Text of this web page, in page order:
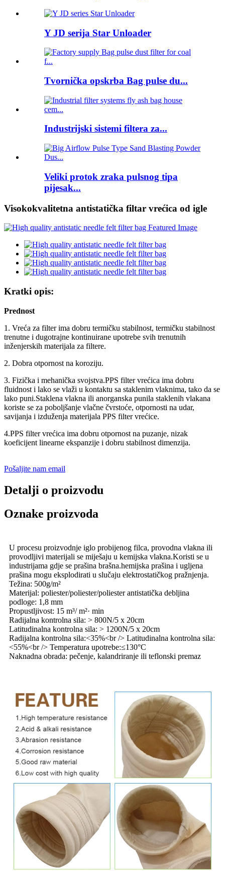
Y JD serija Star Unloader
Tvornička opskrba Bag pulse du...
Industrijski sistemi filtera za...
Veliki protok zraka pulsnog tipa
pijesak...
Visokokvalitetna antistatička filtar vrećica od igle
Kratki opis:
Prednost
1. Vreća za filter ima dobru termičku stabilnost, termičku stabilnost
trenutne i dugotrajne kontinuirane upotrebe svih trenutnih
inženjerskih materijala za filtere.
2. Dobra otpornost na koroziju.
3. Fizička i mehanička svojstva.PPS filter vrećica ima dobru
fluidnost i lako se vlaži u kontaktu sa staklenim vlaknima, tako da se
lako puni.Staklena vlakna ili anorganska punila staklenih vlakana
koriste se za poboljšanje vlačne čvrstoće, otpornosti na udar,
savijanja i izduženja materijala PPS filter vrećice.
4.PPS filter vrećica ima dobru otpornost na puzanje, nizak
koeficijent linearne ekspanzije i dobru stabilnost dimenzija.
Pošaljite nam email
Detalji o proizvodu
Oznake proizvoda
U procesu proizvodnje iglo probijenog filca, provodna vlakna ili
provodljivi materijali se miješaju u kemijska vlakna.Koristi se u
industrijama gdje se prašina brašna.hemijska prašina i ugljena
prašina mogu eksplodirati u slučaju elektrostatičkog pražnjenja.
Težina: 500g/m²
Materijal: poliester/poliester/poliester antistatička debljina
podloge: 1,8 mm
Propustljivost: 15 m³/ m²· min
Radijalna kontrolna sila: > 800N/5 x 20cm
Latitudinalna kontrolna sila: > 1200N/5 x 20cm
Radijalna kontrolna sila:<35%<br /> Latitudinalna kontrolna sila:
<55%<br /> Temperatura upotrebe:≤130°C
Naknadna obrada: pečenje, kalandriranje ili teflonski premaz